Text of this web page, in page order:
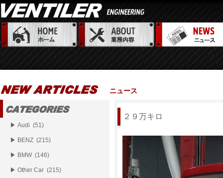
ニュース
２９万キロ
▶ Audi (51)
▶ BENZ (215)
▶ BMW (146)
▶ Other Car (215)